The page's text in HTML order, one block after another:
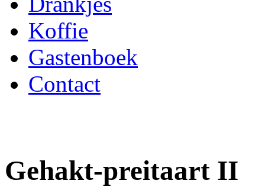
Koffie
Gastenboek
Contact
Gehakt-preitaart II